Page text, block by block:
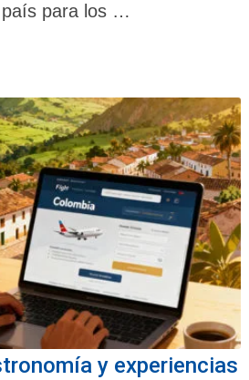
país para los …
y experiencias